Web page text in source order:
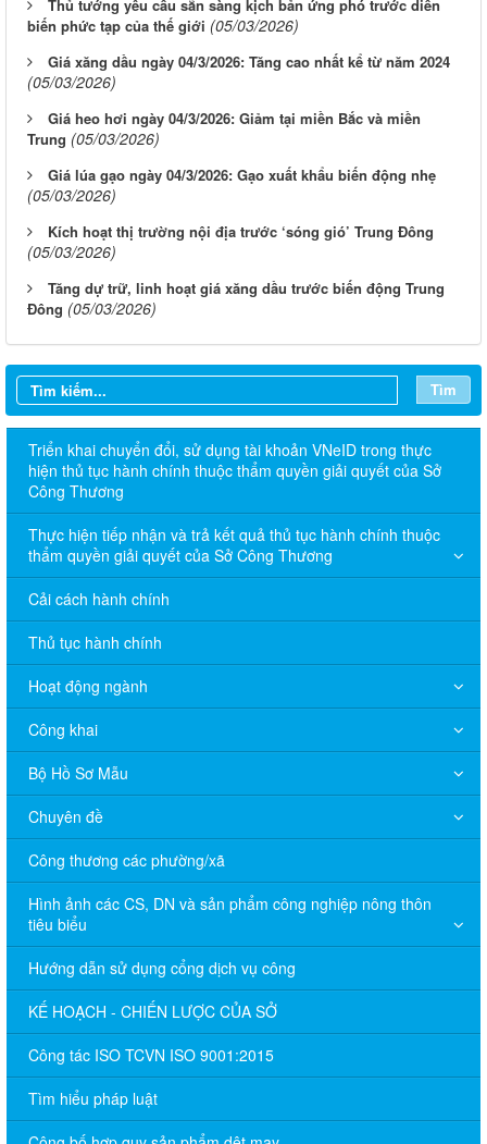
Thủ tướng yêu cầu sẵn sàng kịch bản ứng phó trước diễn
biến phức tạp của thế giới (05/03/2026)
Giá xăng dầu ngày 04/3/2026: Tăng cao nhất kể từ năm 2024
(05/03/2026)
Giá heo hơi ngày 04/3/2026: Giảm tại miền Bắc và miền
Trung (05/03/2026)
Giá lúa gạo ngày 04/3/2026: Gạo xuất khẩu biến động nhẹ
(05/03/2026)
Kích hoạt thị trường nội địa trước ‘sóng gió’ Trung Đông
(05/03/2026)
Tăng dự trữ, linh hoạt giá xăng dầu trước biến động Trung
Đông (05/03/2026)
Tìm
Triển khai chuyển đổi, sử dụng tài khoản VNeID trong thực
hiện thủ tục hành chính thuộc thẩm quyền giải quyết của Sở
Công Thương
Thực hiện tiếp nhận và trả kết quả thủ tục hành chính thuộc
thẩm quyền giải quyết của Sở Công Thương
Cải cách hành chính
Thủ tục hành chính
Hoạt động ngành
Công khai
Bộ Hồ Sơ Mẫu
Chuyên đề
Công thương các phường/xã
Hình ảnh các CS, DN và sản phẩm công nghiệp nông thôn
tiêu biểu
Hướng dẫn sử dụng cổng dịch vụ công
KẾ HOẠCH - CHIẾN LƯỢC CỦA SỞ
Công tác ISO TCVN ISO 9001:2015
Tìm hiểu pháp luật